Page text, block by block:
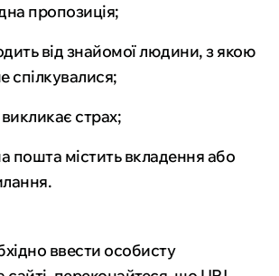
пропозиція;
від знайомої людини, з якою
спілкувалися;
страх;
пошта містить вкладення або
ввести особисту